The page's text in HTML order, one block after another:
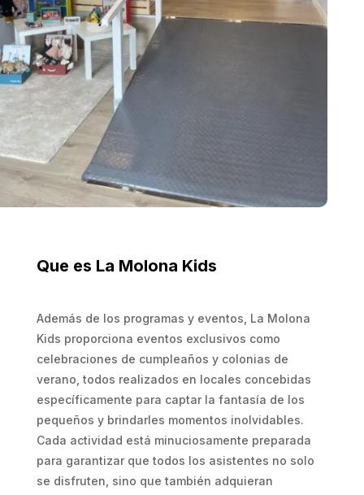
Que es La Molona Kids
Además de los programas y eventos, La Molona
Kids proporciona eventos exclusivos como
celebraciones de cumpleaños y colonias de
verano, todos realizados en locales concebidas
específicamente para captar la fantasía de los
pequeños y brindarles momentos inolvidables.
Cada actividad está minuciosamente preparada
para garantizar que todos los asistentes no solo
se disfruten, sino que también adquieran